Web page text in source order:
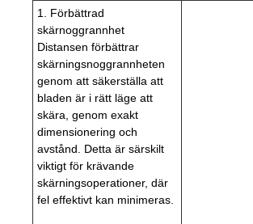
1. Förbättrad
skärnoggrannhet
Distansen förbättrar
skärningsnoggrannheten
genom att säkerställa att
bladen är i rätt läge att
skära, genom exakt
dimensionering och
avstånd. Detta är särskilt
viktigt för krävande
skärningsoperationer, där
fel effektivt kan minimeras.